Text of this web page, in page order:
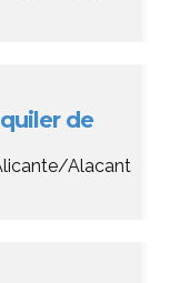
de
Alacant